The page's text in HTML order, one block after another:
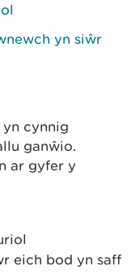
yn siŵr
cynnig
ganŵio.
ar gyfer y
eich bod yn saff